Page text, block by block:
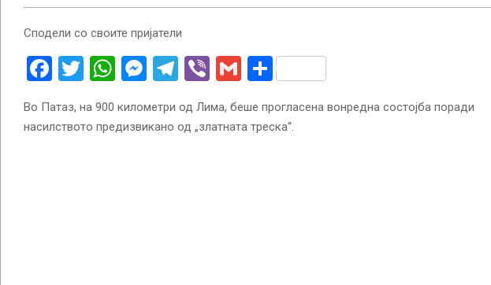
Сподели со своите пријатели
Facebook
Twitter
WhatsApp
Messenger
Telegram
ViberGmailShare
Во Патаз, на 900 километри од Лима, беше прогласена вонредна состојба поради
насилството предизвикано од „златната треска“.